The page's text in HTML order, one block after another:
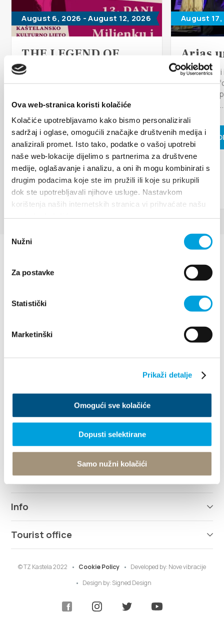
Ova web-stranica koristi kolačiće
Kolačiće upotrebljavamo kako bismo personalizirali
sadržaj i oglase, omogućili značajke društvenih medija i
analizirali promet. Isto tako, podatke o vašoj upotrebi
naše web-lokacije dijelimo s partnerima za društvene
medije, oglašavanje i analizu, a oni ih mogu kombinirati s
drugim podacima koje ste im pružili ili koje su prikupili
dok ste upotrebljavali njihove usluge. Nastavkom
korištenja naših internetskih stranica vi prihvaćate našu
pristanka
Nužni
Za postavke
Statistički
Marketinški
Prikaži detalje
Omogući sve kolačiće
Dopusti selektirane
Samo nužni kolačići
Safe in Dalmatia
en
info@kastela-info.hr
Villa Nika, Kamberovo šetalište 30,
21216 Kaštel Stari, Hrvatska
Directions
August 6, 2026 - August 12, 2026
THE LEGEND OF
MILJENKO I DOBRILA
For the 13th year in a row, the City
Board want to brand Kaštela as
the...
READ MORE
August
Arias
Kaštel
the stage
musical
traditional...
READ
Directions
info@kastela-info.hr
Explore
Destination
What to do
Info
Tourist office
© TZ Kastela 2022 Cookie Policy Developed by: Nove vibracije
Design by: Signed Design